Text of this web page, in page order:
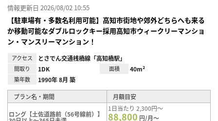
情報更新日 2026/08/02 10:55
【駐車場有・多数名利用可能】高知市街地や郊外どちらへも来る
か移動可能なダブルロックキー採用高知市ウィークリーマンショ
ン・マンスリーマンション！
アクセス とさでん交通桟橋線「高知橋駅」
間取り 1DK 面積 40m²
築年数 1990年 8月 築
プラン名・期間 月額目安
ロング【土佐道路前（56号線前）】
1日当たり 2,300円～
88,800 円/月～